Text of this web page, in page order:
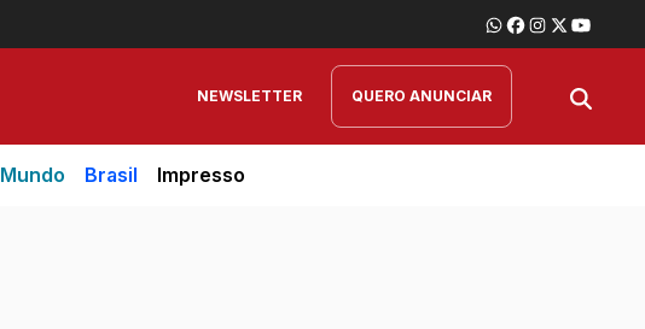
NEWSLETTER QUERO ANUNCIAR
Mundo Brasil Impresso